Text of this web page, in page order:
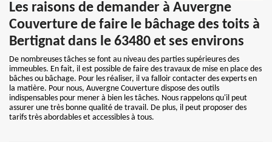
Les raisons de demander à Auvergne
Couverture de faire le bâchage des toits à
Bertignat dans le 63480 et ses environs
De nombreuses tâches se font au niveau des parties supérieures des
immeubles. En fait, il est possible de faire des travaux de mise en place des
bâches ou bâchage. Pour les réaliser, il va falloir contacter des experts en
la matière. Pour nous, Auvergne Couverture dispose des outils
indispensables pour mener à bien les tâches. Nous rappelons qu'il peut
assurer une très bonne qualité de travail. De plus, il peut proposer des
tarifs très abordables et accessibles à tous.